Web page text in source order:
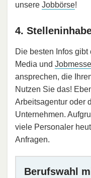
unsere Jobbörse!
4.
Die besten Infos gibt
Media und
ansprechen, die
Nutzen Sie das!
Arbeitsagentur oder
Unternehmen.
viele Personaler
Anfragen.
Berufswahl